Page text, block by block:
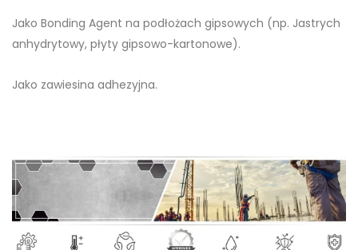
Jako Bonding Agent na podłożach gipsowych (np. Jastrych
anhydrytowy, płyty gipsowo-kartonowe).
Jako zawiesina adhezyjna.